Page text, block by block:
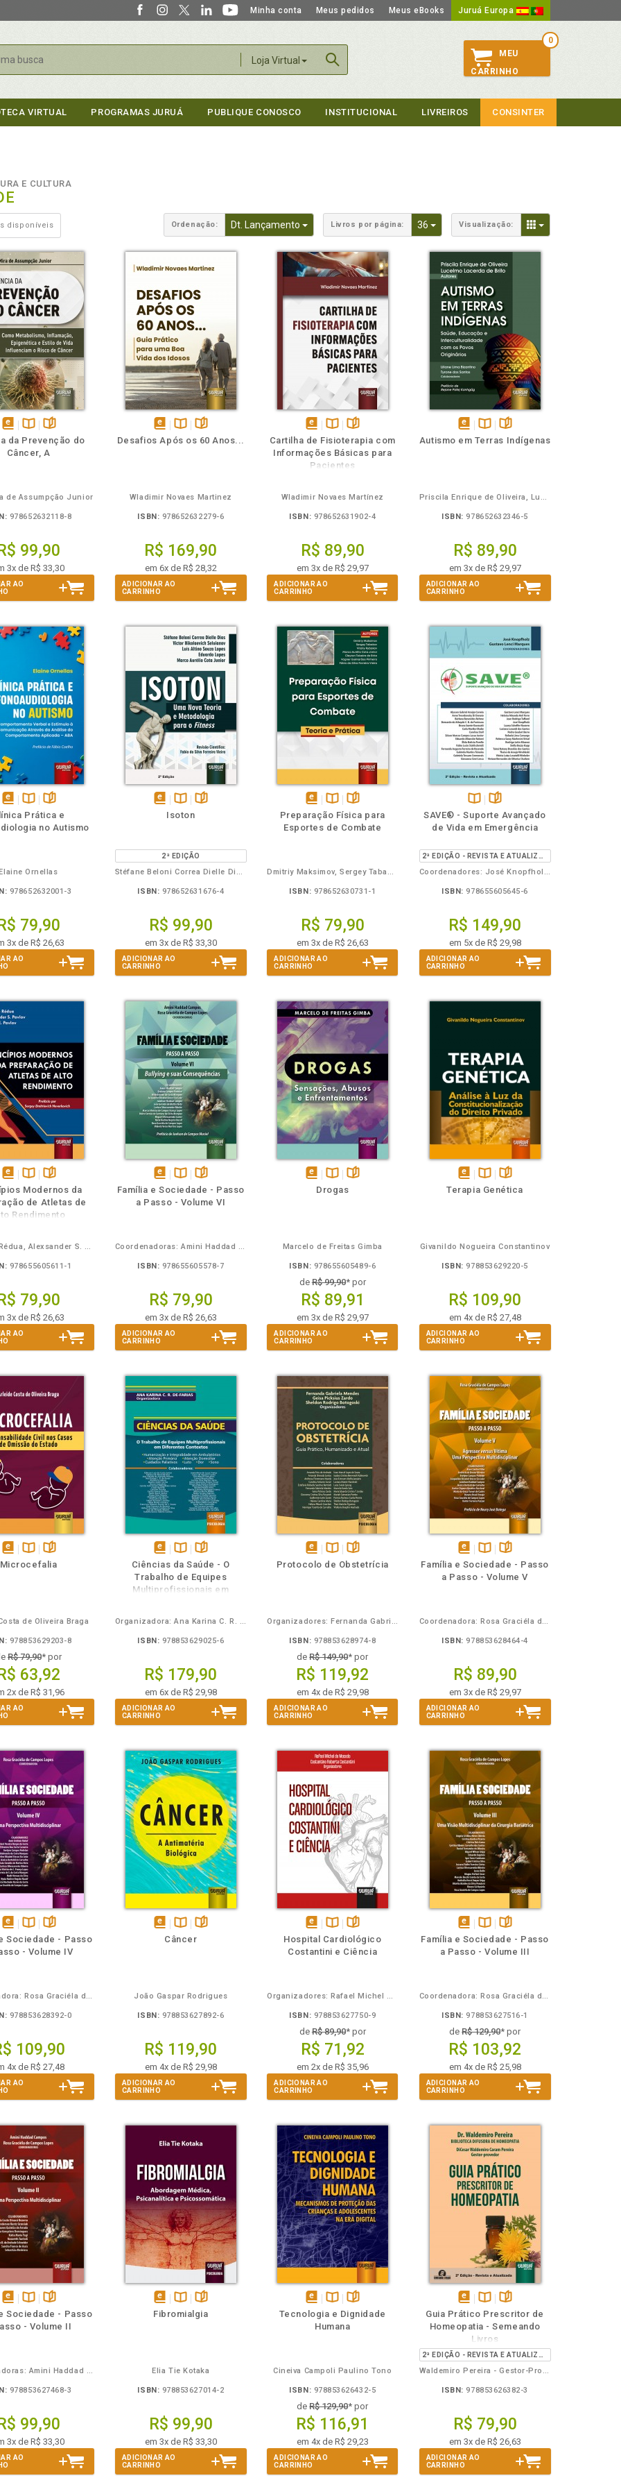
Minha conta Meus pedidos Meus eBooks Juruá Europa
Loja Virtual
0
MEU
CARRINHO
VIRTUAL PROGRAMAS JURUÁ PUBLIQUE CONOSCO INSTITUCIONAL LIVREIROS CONSINTER
E CULTURA
disponíveis Ordenação: Dt. Lançamento Toggle Dropdown
Livros por página: 36 Toggle Dropdown
Visualização: Toggle Dropdown
disponível
em
Disponível
na
páginas
da Prevenção do
Câncer, A
de Assumpção Junior
978652632118-8
R$ 99,90
3x de R$ 33,30
AO
disponívelDisponível
páginas
Desafios Após os 60 Anos...
Wladimir Novaes Martinez
ISBN: 978652632279-6
R$ 169,90
em 6x de R$ 28,32
ADICIONAR AO
CARRINHO
disponível
em
eBook
Disponível
na
B.V.
páginas
Cartilha de Fisioterapia com
Informações Básicas para
Pacientes
Wladimir Novaes Martínez
ISBN: 978652631902-4
R$ 89,90
em 3x de R$ 29,97
ADICIONAR AO
CARRINHO
disponível
Também
Disponível
Folheie
páginas
Autismo em Terras Indígenas
Priscila Enrique de Oliveira, Lucelmo Lacerda de Brito
ISBN: 978652632346-5
R$ 89,90
em 3x de R$ 29,97
ADICIONAR AO
CARRINHO
disponível
em
Disponível
na
páginas
Prática e
no Autismo
Ornellas
978652632001-3
R$ 79,90
3x de R$ 26,63
AO
disponível
Disponível
páginas
Isoton
2ª EDIÇÃO
Stéfane Beloni Correa Dielle Dias, Victor Nikolaevich Seluianov, Luís Altino Souza Lopes, Eduardo Lopes, Marco Aurelio Cota Junior - Revisão Científica: Fabio da Silva Ferreira Vieira
ISBN: 978652631676-4
R$ 99,90
em 3x de R$ 33,30
ADICIONAR AO
CARRINHO
disponível
em
Disponível
na
páginas
Preparação Física para
Esportes de Combate
Dmitriy Maksimov, Sergey Tabakov, Vitaliy Rybakov, Cleyton Teixeira de Brito, Marco Aurélio Cota Júnior, Fábio da Silva Ferreira Vieira, Vagner Guimarães Pinheiro
ISBN: 978652630731-1
R$ 79,90
em 3x de R$ 26,63
ADICIONAR AO
CARRINHO
Disponível
na
Folheie
páginas
SAVE® - Suporte Avançado
de Vida em Emergência
Coordenadores: José Knopfholz e Gustavo Lenci Marques
ISBN: 978655605645-6
R$ 149,90
em 5x de R$ 29,98
ADICIONAR AO
CARRINHO
disponível
em
eBook
Disponível
na
B.V.
páginas
Modernos da
de Atletas de
Rendimento
Augusto Rédua, Alexsander S. Pavlov e Sergey E. Pavlov
978655605611-1
R$ 79,90
3x de R$ 26,63
AO
disponível
em
Disponível
na
páginas
Família e Sociedade - Passo
a Passo - Volume VI
Coordenadoras: Amini Haddad Campos e Rosa Graciéla de Campos Lopes
ISBN: 978655605578-7
R$ 79,90
em 3x de R$ 26,63
ADICIONAR AO
CARRINHO
disponível
Disponível
páginas
Drogas
Marcelo de Freitas Gimba
ISBN: 978655605489-6
deR$ 99,90* por
R$ 89,91
em 3x de R$ 29,97
ADICIONAR AO
CARRINHO
disponível
Também
Disponível
Folheie
páginas
Terapia Genética
Givanildo Nogueira Constantinov
ISBN: 978853629220-5
R$ 109,90
em 4x de R$ 27,48
ADICIONAR AO
CARRINHO
disponível
Disponível
páginas
Microcefalia
de Oliveira Braga
978853629203-8
R$ 79,90* por
R$ 63,92
2x de R$ 31,96
AO
disponível
em
eBook
Disponível
na
B.V.
páginas
Ciências da Saúde - O
Trabalho de Equipes
Multiprofissionais em
Organizadora: Ana Karina C. R. de-Farias
ISBN: 978853629025-6
R$ 179,90
em 6x de R$ 29,98
ADICIONAR AO
CARRINHO
disponívelDisponível
páginas
Protocolo de Obstetrícia
Organizadores: Fernanda Gabriela Mendes, Geisa Picksius Zardo e Sheldon Rodrigo Botogoski
ISBN: 978853628974-8
deR$ 149,90* por
R$ 119,92
em 4x de R$ 29,98
ADICIONAR AO
CARRINHO
disponível
em
Também
Disponível
na
Folheie
páginas
Família e Sociedade - Passo
a Passo - Volume V
Coordenadora: Rosa Graciéla de Campos Lopes
ISBN: 978853628464-4
R$ 89,90
em 3x de R$ 29,97
ADICIONAR AO
CARRINHO
disponível
em
Disponível
na
páginas
Sociedade - Passo
- Volume IV
Coordenadora: Rosa Graciéla de Campos Lopes
978853628392-0
109,90
4x de R$ 27,48
AO
disponível
Disponível
páginas
Câncer
João Gaspar Rodrigues
ISBN: 978853627892-6
R$ 119,90
em 4x de R$ 29,98
ADICIONAR AO
CARRINHO
disponível
em
Disponível
na
páginas
Hospital Cardiológico
Costantini e Ciência
Organizadores: Rafael Michel de Macedo e Costantino Roberto Costantini
ISBN: 978853627750-9
deR$ 89,90* por
R$ 71,92
em 2x de R$ 35,96
ADICIONAR AO
CARRINHO
disponível
em
Também
Disponível
na
Folheie
páginas
Família e Sociedade - Passo
a Passo - Volume III
Coordenadora: Rosa Graciéla de Campos Lopes
ISBN: 978853627516-1
deR$ 129,90* por
R$ 103,92
em 4x de R$ 25,98
ADICIONAR AO
CARRINHO
disponível
em
Disponível
na
páginas
Sociedade - Passo
- Volume II
Coordenadoras: Amini Haddad Campos e Rosa Graciéla de Campos Lopes
978853627468-3
R$ 99,90
3x de R$ 33,30
AO
disponível
Disponível
páginas
Fibromialgia
Elia Tie Kotaka
ISBN: 978853627014-2
R$ 99,90
em 3x de R$ 33,30
ADICIONAR AO
CARRINHO
disponível
em
Disponível
na
páginas
Tecnologia e Dignidade
Humana
Cineiva Campoli Paulino Tono
ISBN: 978853626432-5
deR$ 129,90* por
R$ 116,91
em 4x de R$ 29,23
ADICIONAR AO
CARRINHO
disponível
em
eBook
Também
Disponível
na
B.V.
Folheie
páginas
Guia Prático Prescritor de
Homeopatia - Semeando
Livros
Waldemiro Pereira - Gestor-Provedor: DiCesar Waldemiro Caram Pereira
ISBN: 978853626382-3
R$ 79,90
em 3x de R$ 26,63
ADICIONAR AO
CARRINHO